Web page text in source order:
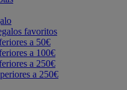
favoritos
a 50€
a 100€
a 250€
a 250€